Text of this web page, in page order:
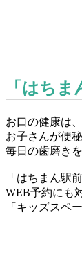
「はち
お口の健康は
お子さんが便
毎日の歯磨き
「はちまん駅
WEB予約にも
「キッズスペ